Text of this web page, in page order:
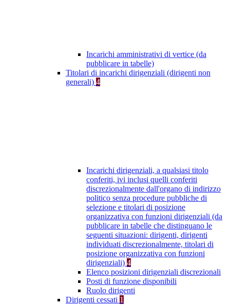
Incarichi amministrativi di vertice (da
pubblicare in tabelle)
Titolari di incarichi dirigenziali (dirigenti non
generali) 4
Incarichi dirigenziali, a qualsiasi titolo
conferiti, ivi inclusi quelli conferiti
discrezionalmente dall'organo di indirizzo
politico senza procedure pubbliche di
selezione e titolari di posizione
organizzativa con funzioni dirigenziali (da
pubblicare in tabelle che distinguano le
seguenti situazioni: dirigenti, dirigenti
individuati discrezionalmente, titolari di
posizione organizzativa con funzioni
dirigenziali) 4
Elenco posizioni dirigenziali discrezionali
Posti di funzione disponibili
Ruolo dirigenti
Dirigenti cessati 1